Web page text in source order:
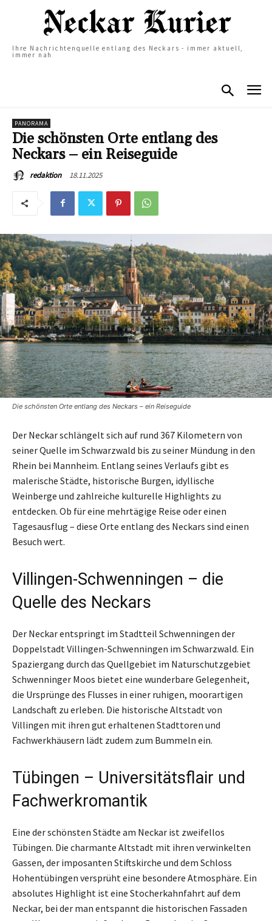
Ihre Nachrichtenquelle entlang des Neckars - immer aktuell,
immer nah
PANORAMA
Die schönsten Orte entlang des
Neckars – ein Reiseguide
redaktion 18.11.2025
Die schönsten Orte entlang des Neckars – ein Reiseguide
Der Neckar schlängelt sich auf rund 367 Kilometern von
seiner Quelle im Schwarzwald bis zu seiner Mündung in den
Rhein bei Mannheim. Entlang seines Verlaufs gibt es
malerische Städte, historische Burgen, idyllische
Weinberge und zahlreiche kulturelle Highlights zu
entdecken. Ob für eine mehrtägige Reise oder einen
Tagesausflug – diese Orte entlang des Neckars sind einen
Besuch wert.
Villingen-Schwenningen – die
Quelle des Neckars
Der Neckar entspringt im Stadtteil Schwenningen der
Doppelstadt Villingen-Schwenningen im Schwarzwald. Ein
Spaziergang durch das Quellgebiet im Naturschutzgebiet
Schwenninger Moos bietet eine wunderbare Gelegenheit,
die Ursprünge des Flusses in einer ruhigen, moorartigen
Landschaft zu erleben. Die historische Altstadt von
Villingen mit ihren gut erhaltenen Stadttoren und
Fachwerkhäusern lädt zudem zum Bummeln ein.
Tübingen – Universitätsflair und
Fachwerkromantik
Eine der schönsten Städte am Neckar ist zweifellos
Tübingen. Die charmante Altstadt mit ihren verwinkelten
Gassen, der imposanten Stiftskirche und dem Schloss
Hohentübingen versprüht eine besondere Atmosphäre. Ein
absolutes Highlight ist eine Stocherkahnfahrt auf dem
Neckar, bei der man entspannt die historischen Fassaden